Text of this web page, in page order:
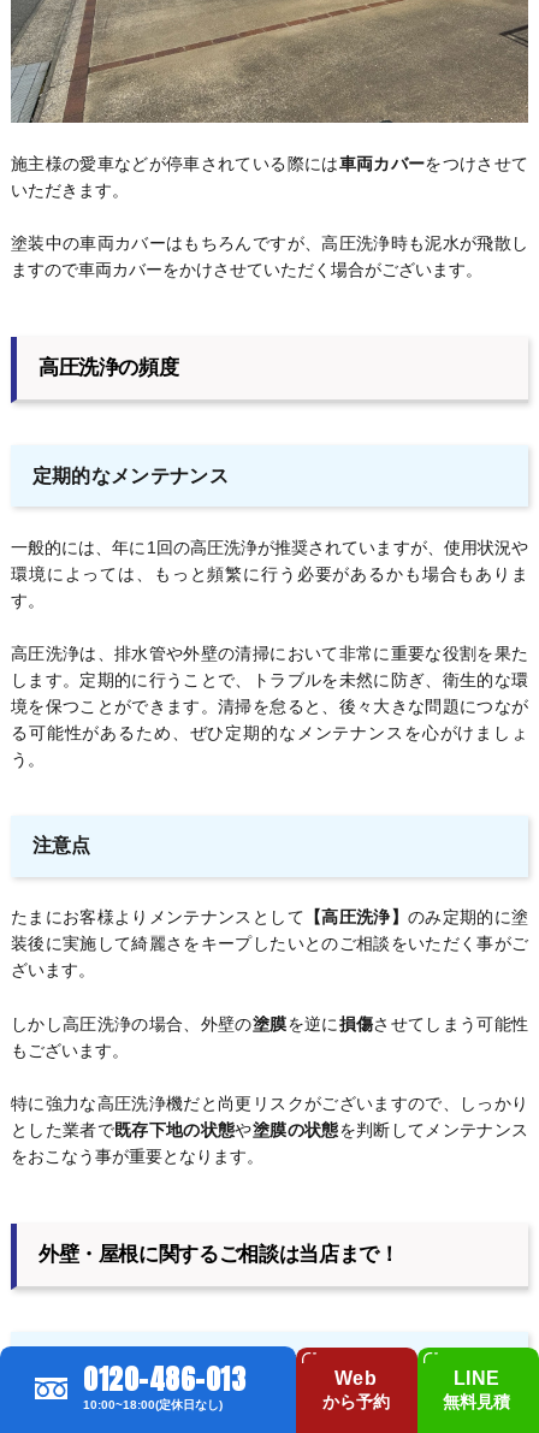
施主様の愛車などが停車されている際には車両カバーをつけさせて
いただきます。
塗装中の車両カバーはもちろんですが、高圧洗浄時も泥水が飛散し
ますので車両カバーをかけさせていただく場合がございます。
高圧洗浄の頻度
定期的なメンテナンス
一般的には、年に1回の高圧洗浄が推奨されていますが、使用状況や
環境によっては、もっと頻繁に行う必要があるかも場合もありま
す。
高圧洗浄は、排水管や外壁の清掃において非常に重要な役割を果た
します。定期的に行うことで、トラブルを未然に防ぎ、衛生的な環
境を保つことができます。清掃を怠ると、後々大きな問題につなが
る可能性があるため、ぜひ定期的なメンテナンスを心がけましょ
う。
注意点
たまにお客様よりメンテナンスとして 【高圧洗浄】 のみ定期的に塗
装後に実施して綺麗さをキープしたいとのご相談をいただく事がご
ざいます。
しかし高圧洗浄の場合、外壁の塗膜を逆に損傷させてしまう可能性
もございます。
特に強力な高圧洗浄機だと尚更リスクがございますので、しっかり
とした業者で既存下地の状態や塗膜の状態を判断してメンテナンス
をおこなう事が重要となります。
外壁・屋根に関するご相談は当店まで！
【排水桝洗浄】なども承っております！！！
0120-486-013
10:00~18:00(定休日なし)
Web
から予約
LINE
無料見積